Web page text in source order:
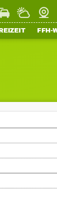
Wetter
FFH-